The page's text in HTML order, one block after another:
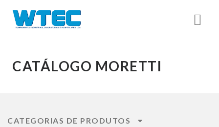
CATÁLOGO MORETTI
CATEGORIAS DE PRODUTOS